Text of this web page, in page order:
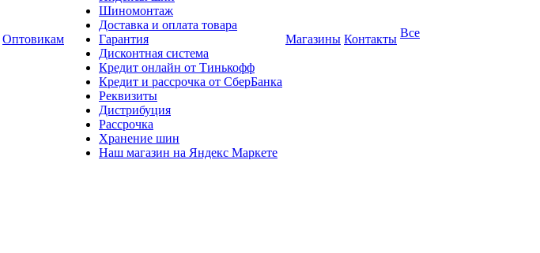
Оптовикам
Шиномонтаж
Доставка и оплата товара
Гарантия
Дисконтная система
Кредит онлайн от Тинькофф
Кредит и рассрочка от СберБанка
Реквизиты
Дистрибуция
Рассрочка
Хранение шин
Наш магазин на Яндекс Маркете
Магазины Контакты Все